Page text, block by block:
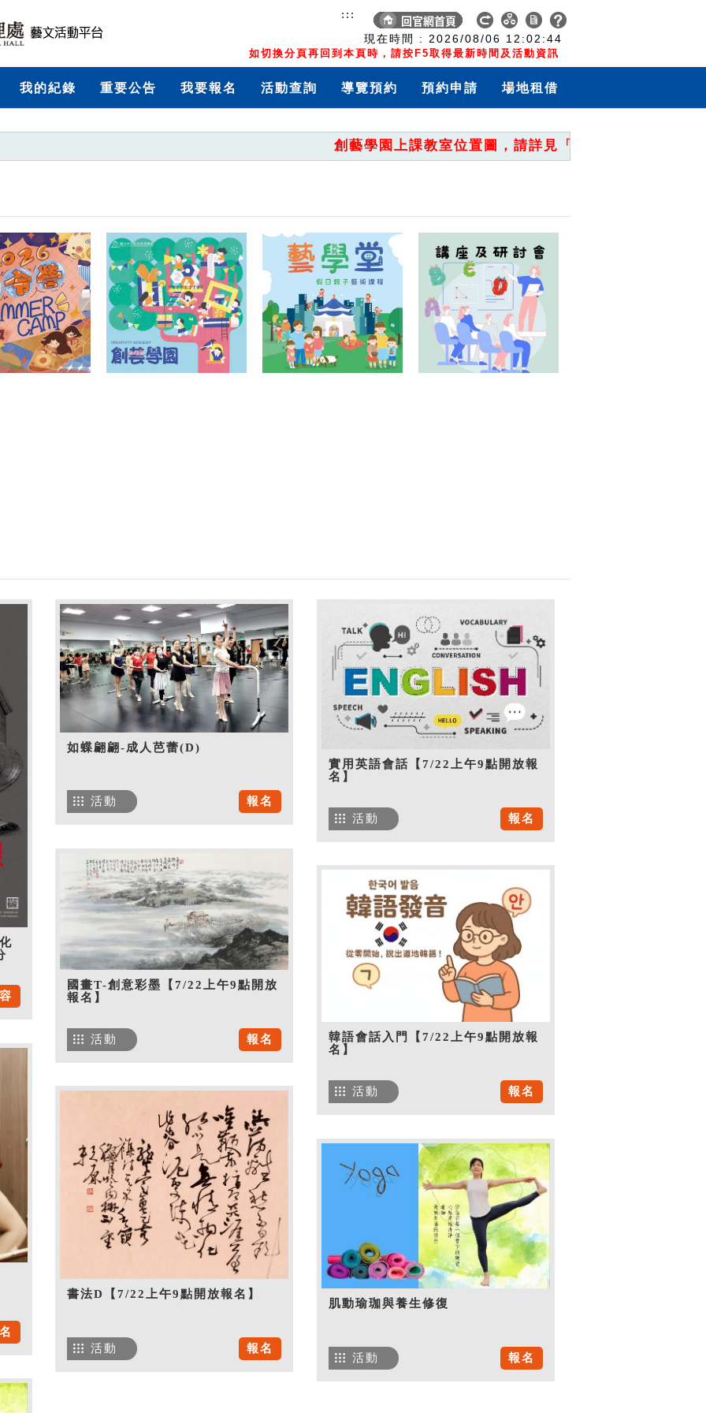
現在時間 : 2026/08/06 12:02:44
如切換分頁再回到本頁時，請按F5取得最新時間及活動資訊
:::
我的紀錄 重要公告 我要報名 活動查詢 導覽預約 預約申請 場地租借
創藝學園上課教室位置圖，請詳見「重要公告」。
如蝶翩翩-成人芭蕾(D)
報名
活動
實用英語會話【7/22上午9點開放報
名】
報名
活動
國畫T-創意彩墨【7/22上午9點開放
報名】
報名
活動
韓語會話入門【7/22上午9點開放報
名】
報名
活動
書法D【7/22上午9點開放報名】
報名
活動
肌動瑜珈與養生修復
報名
活動